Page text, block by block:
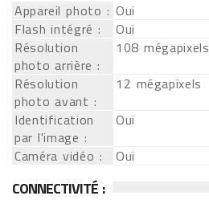
Appareil photo : Oui
Flash intégré :
Oui
Résolution
photo arrière :
108 mégapixels
Résolution
photo avant :
12 mégapixels
Identification
par l'image :
Oui
Caméra vidéo :
Oui
CONNECTIVITÉ :